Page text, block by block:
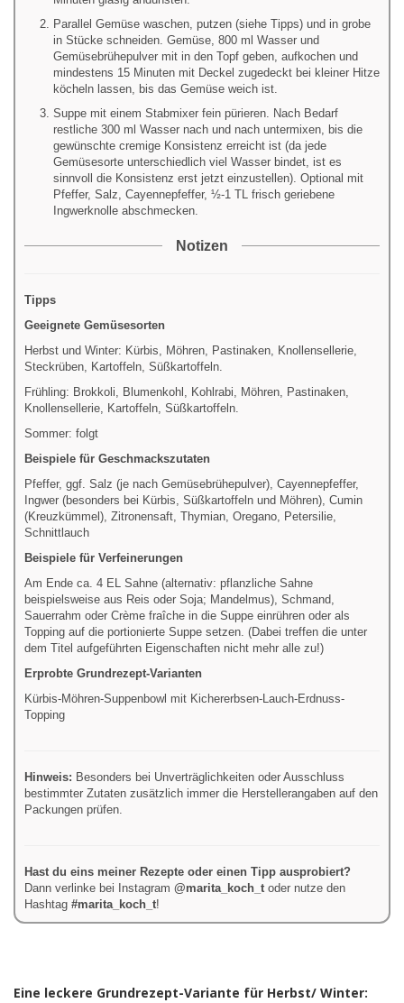
Parallel Gemüse waschen, putzen (siehe Tipps) und in grobe
in Stücke schneiden. Gemüse, 800 ml Wasser und
Gemüsebrühepulver mit in den Topf geben, aufkochen und
mindestens 15 Minuten mit Deckel zugedeckt bei kleiner Hitze
köcheln lassen, bis das Gemüse weich ist.
Suppe mit einem Stabmixer fein pürieren. Nach Bedarf
restliche 300 ml Wasser nach und nach untermixen, bis die
gewünschte cremige Konsistenz erreicht ist (da jede
Gemüsesorte unterschiedlich viel Wasser bindet, ist es
sinnvoll die Konsistenz erst jetzt einzustellen). Optional mit
Pfeffer, Salz, Cayennepfeffer, ½-1 TL frisch geriebene
Ingwerknolle abschmecken.
Notizen
Tipps
Geeignete Gemüsesorten
Herbst und Winter: Kürbis, Möhren, Pastinaken, Knollensellerie,
Steckrüben, Kartoffeln, Süßkartoffeln.
Frühling: Brokkoli, Blumenkohl, Kohlrabi, Möhren, Pastinaken,
Knollensellerie, Kartoffeln, Süßkartoffeln.
Sommer: folgt
Beispiele für Geschmackszutaten
Pfeffer, ggf. Salz (je nach Gemüsebrühepulver), Cayennepfeffer,
Ingwer (besonders bei Kürbis, Süßkartoffeln und Möhren), Cumin
(Kreuzkümmel), Zitronensaft, Thymian, Oregano, Petersilie,
Schnittlauch
Beispiele für Verfeinerungen
Am Ende ca. 4 EL Sahne (alternativ: pflanzliche Sahne
beispielsweise aus Reis oder Soja; Mandelmus), Schmand,
Sauerrahm oder Crème fraîche in die Suppe einrühren oder als
Topping auf die portionierte Suppe setzen. (Dabei treffen die unter
dem Titel aufgeführten Eigenschaften nicht mehr alle zu!)
Erprobte Grundrezept-Varianten
Kürbis-Möhren-Suppenbowl mit Kichererbsen-Lauch-Erdnuss-
Topping
Hinweis: Besonders bei Unverträglichkeiten oder Ausschluss
bestimmter Zutaten zusätzlich immer die Herstellerangaben auf den
Packungen prüfen.
Hast du eins meiner Rezepte oder einen Tipp ausprobiert?
Dann verlinke bei Instagram @marita_koch_t oder nutze den
Hashtag #marita_koch_t!
Eine leckere Grundrezept-Variante für Herbst/ Winter: